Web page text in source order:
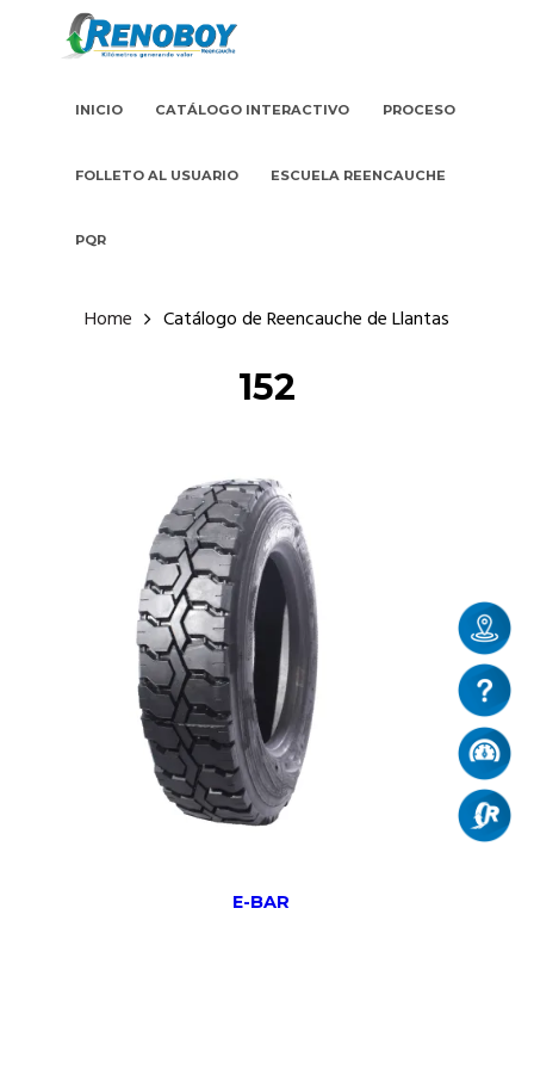
INICIO CATÁLOGO INTERACTIVO PROCESO
FOLLETO AL USUARIO ESCUELA REENCAUCHE
PQR
Home Catálogo de Reencauche de Llantas
152
E-BAR